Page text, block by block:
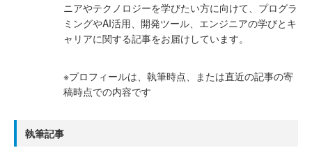
ニアやテクノロジーを学びたい方に向けて、プログラ
ミングやAI活用、開発ツール、エンジニアの学びとキ
ャリアに関する記事をお届けしています。
※プロフィールは、執筆時点、または直近の記事の寄
稿時点での内容です
執筆記事